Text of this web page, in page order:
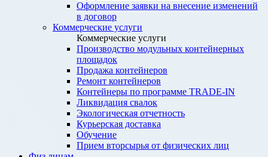
Оформление заявки на внесение изменений
в договор
Коммерческие услуги
Коммерческие услуги
Производство модульных контейнерных
площадок
Продажа контейнеров
Ремонт контейнеров
Контейнеры по программе TRADE-IN
Ликвидация свалок
Экологическая отчетность
Курьерская доставка
Обучение
Прием вторсырья от физических лиц